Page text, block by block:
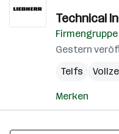
Technical
Gestern
Telfs
Merken